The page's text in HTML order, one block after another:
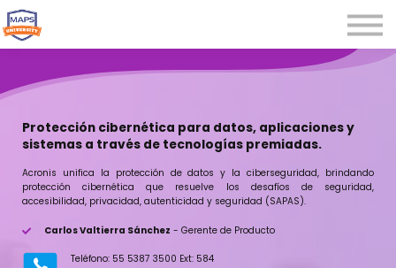
Seminarios
Webinars
Iniciar sesión
Registrarse
Protección cibernética para datos, aplicaciones y
sistemas a través de tecnologías premiadas.
Acronis unifica la protección de datos y la ciberseguridad, brindando
protección cibernética que resuelve los desafíos de seguridad,
accesibilidad, privacidad, autenticidad y seguridad (SAPAS).
Carlos Valtierra Sánchez - Gerente de Producto
Teléfono: 55 5387 3500 Ext: 584